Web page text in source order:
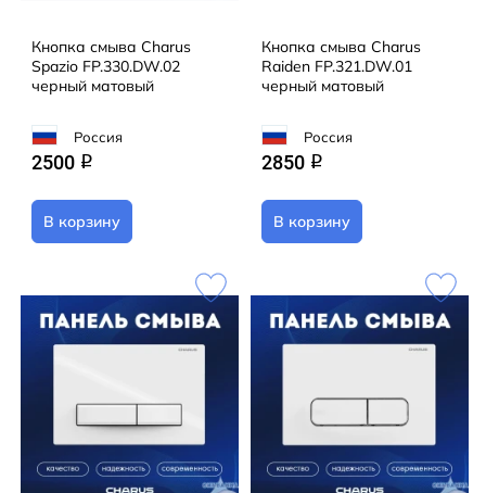
Кнопка смыва Charus
Spazio FP.330.DW.02
черный матовый
Россия
2500 q
В корзину
Кнопка смыва Charus
Raiden FP.321.DW.01
черный матовый
Россия
2850 q
В корзину